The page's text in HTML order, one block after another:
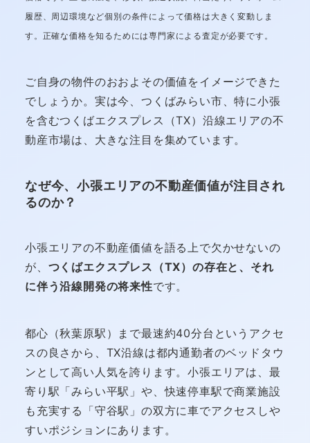
履歴、周辺環境など個別の条件によって価格は大きく変動しま
す。正確な価格を知るためには専門家による査定が必要です。
ご自身の物件のおおよその価値をイメージできた
でしょうか。実は今、つくばみらい市、特に小張
を含むつくばエクスプレス（TX）沿線エリアの不
動産市場は、大きな注目を集めています。
なぜ今、小張エリアの不動産価値が注目され
るのか？
小張エリアの不動産価値を語る上で欠かせないの
が、 つくばエクスプレス（TX）の存在と、それ
に伴う沿線開発の将来性です。
都心（秋葉原駅）まで最速約40分台というアクセ
スの良さから、TX沿線は都内通勤者のベッドタウ
ンとして高い人気を誇ります。小張エリアは、最
寄り駅「みらい平駅」や、快速停車駅で商業施設
も充実する「守谷駅」の双方に車でアクセスしや
すいポジションにあります。